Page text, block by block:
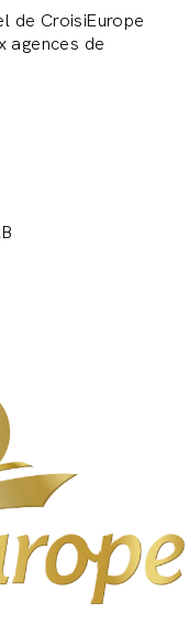
de CroisiEurope
agences de